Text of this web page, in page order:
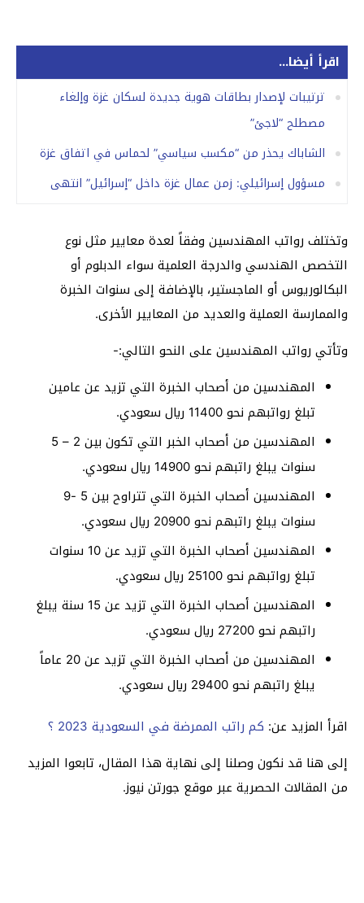
اقرأ أيضا...
ترتيبات لإصدار بطاقات هوية جديدة لسكان غزة وإلغاء
مصطلح “لاجئ”
الشاباك يحذر من “مكسب سياسي” لحماس في اتفاق غزة
مسؤول إسرائيلي: زمن عمال غزة داخل “إسرائيل” انتهى
وتختلف رواتب المهندسين وفقاً لعدة معايير مثل نوع
التخصص الهندسي والدرجة العلمية سواء الدبلوم أو
البكالوريوس أو الماجستير، بالإضافة إلى سنوات الخبرة
والممارسة العملية والعديد من المعايير الأخرى.
وتأتي رواتب المهندسين على النحو التالي:-
المهندسين من أصحاب الخبرة التي تزيد عن عامين
تبلغ رواتبهم نحو 11400 ريال سعودي.
المهندسين من أصحاب الخبر التي تكون بين 2 – 5
سنوات يبلغ راتبهم نحو 14900 ريال سعودي.
المهندسين أصحاب الخبرة التي تتراوح بين 5 -9
سنوات يبلغ راتبهم نحو 20900 ريال سعودي.
المهندسين أصحاب الخبرة التي تزيد عن 10 سنوات
تبلغ رواتبهم نحو 25100 ريال سعودي.
المهندسين أصحاب الخبرة التي تزيد عن 15 سنة يبلغ
راتبهم نحو 27200 ريال سعودي.
المهندسين من أصحاب الخبرة التي تزيد عن 20 عاماً
يبلغ راتبهم نحو 29400 ريال سعودي.
اقرأ المزيد عن: كم راتب الممرضة في السعودية 2023 ؟
إلى هنا قد نكون وصلنا إلى نهاية هذا المقال، تابعوا المزيد
من المقالات الحصرية عبر موقع جورتن نيوز.